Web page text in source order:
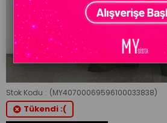
Stok Kodu (MY40700069596100033838)
Tükendi :(